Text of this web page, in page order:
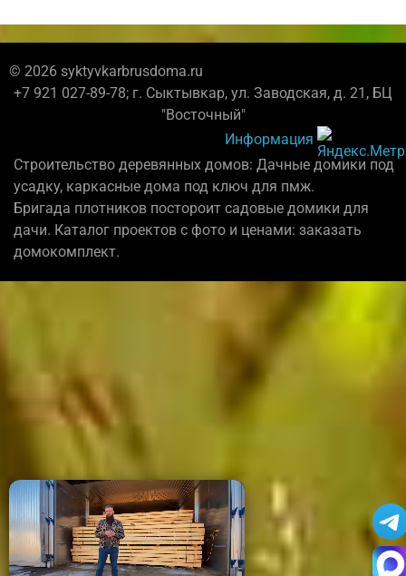
© 2026 syktyvkarbrusdoma.ru
+7 921 027-89-78; г. Сыктывкар, ул. Заводская, д. 21, БЦ
"Восточный"
Информация
Строительство деревянных домов: Дачные домики под
усадку, каркасные дома под ключ для пмж.
Бригада плотников постороит садовые домики для
дачи. Каталог проектов с фото и ценами: заказать
домокомплект.